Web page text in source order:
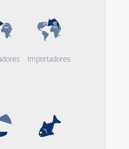
Importadores